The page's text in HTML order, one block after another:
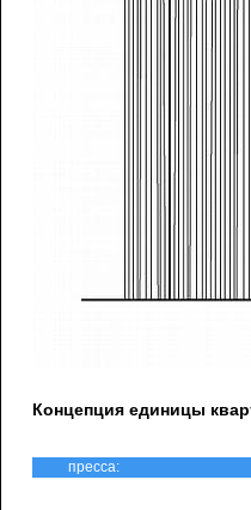
Концепция единицы
пресса: